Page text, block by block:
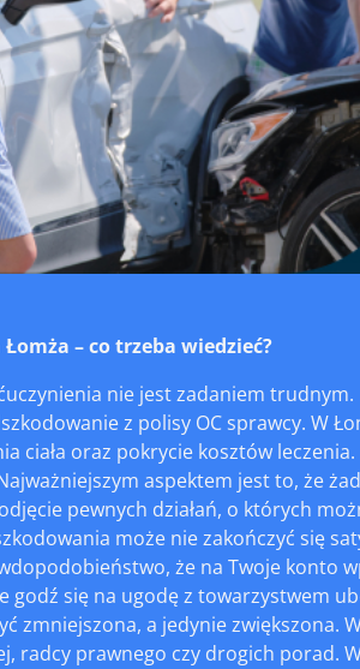
– co trzeba wiedzieć?
nie jest zadaniem
z polisy OC sprawcy. W
ciała oraz pokrycie kosztów
aspektem jest to, że
pewnych działań, o których
może nie zakończyć się
że na Twoje konto
godź się na ugodę z towarzystwem
zmniejszona, a jedynie zwiększona.
radcy prawnego czy drogich porad.